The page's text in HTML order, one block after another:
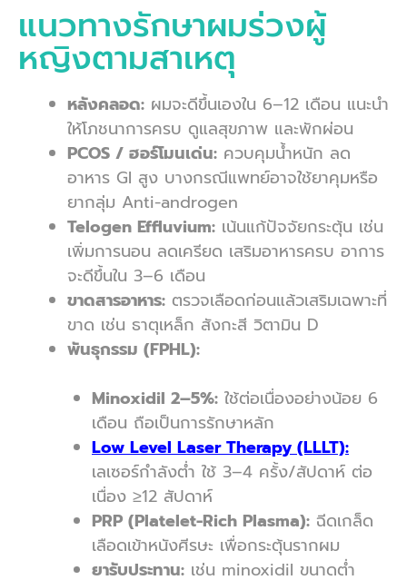
แนวทางรักษาผมร่วงผู้
หญิงตามสาเหตุ
หลังคลอด: ผมจะดีขึ้นเองใน 6–12 เดือน แนะนำ
ให้โภชนาการครบ ดูแลสุขภาพ และพักผ่อน
PCOS / ฮอร์โมนเด่น: ควบคุมน้ำหนัก ลด
อาหาร GI สูง บางกรณีแพทย์อาจใช้ยาคุมหรือ
ยากลุ่ม Anti-androgen
Telogen Effluvium: เน้นแก้ปัจจัยกระตุ้น เช่น
เพิ่มการนอน ลดเครียด เสริมอาหารครบ อาการ
จะดีขึ้นใน 3–6 เดือน
ขาดสารอาหาร: ตรวจเลือดก่อนแล้วเสริมเฉพาะที่
ขาด เช่น ธาตุเหล็ก สังกะสี วิตามิน D
พันธุกรรม (FPHL):
Minoxidil 2–5%: ใช้ต่อเนื่องอย่างน้อย 6
เดือน ถือเป็นการรักษาหลัก
Low Level Laser Therapy (LLLT):
เลเซอร์กำลังต่ำ ใช้ 3–4 ครั้ง/สัปดาห์ ต่อ
เนื่อง ≥12 สัปดาห์
PRP (Platelet-Rich Plasma): ฉีดเกล็ด
เลือดเข้าหนังศีรษะ เพื่อกระตุ้นรากผม
ยารับประทาน: เช่น minoxidil ขนาดต่ำ